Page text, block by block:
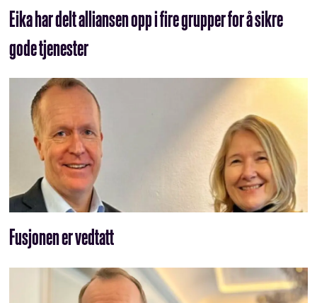
Eika har delt alliansen opp i fire grupper for å sikre
gode tjenester
Fusjonen er vedtatt